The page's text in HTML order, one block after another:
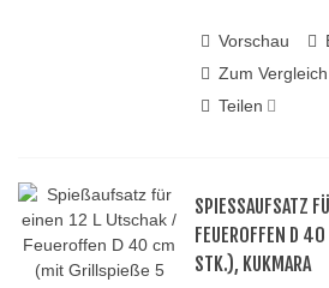
Vorschau
Zum
Teilen
SPIESSAUFSATZ
EUEROFFEN D 40
K.), KUKMARA